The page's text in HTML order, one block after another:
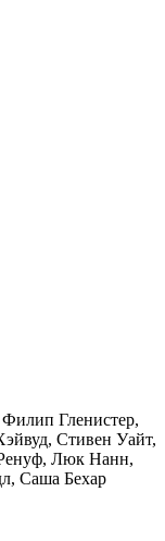
Гленистер,
Стивен Уайт,
Люк Нанн,
Саша Бехар